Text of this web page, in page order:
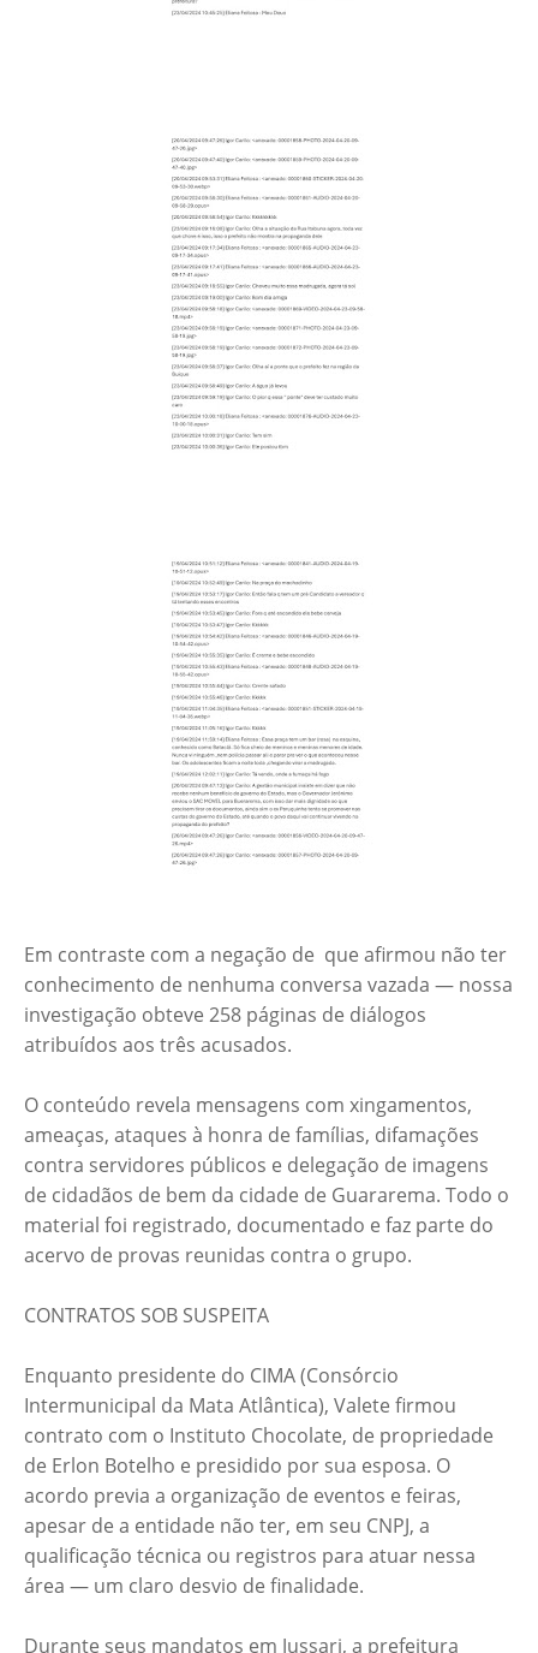
Em contraste com a negação de que afirmou não ter
conhecimento de nenhuma conversa vazada — nossa
investigação obteve 258 páginas de diálogos
atribuídos aos três acusados.
O conteúdo revela mensagens com xingamentos,
ameaças, ataques à honra de famílias, difamações
contra servidores públicos e delegação de imagens
de cidadãos de bem da cidade de Guararema. Todo o
material foi registrado, documentado e faz parte do
acervo de provas reunidas contra o grupo.
CONTRATOS SOB SUSPEITA
Enquanto presidente do CIMA (Consórcio
Intermunicipal da Mata Atlântica), Valete firmou
contrato com o Instituto Chocolate, de propriedade
de Erlon Botelho e presidido por sua esposa. O
acordo previa a organização de eventos e feiras,
apesar de a entidade não ter, em seu CNPJ, a
qualificação técnica ou registros para atuar nessa
área — um claro desvio de finalidade.
Durante seus mandatos em Jussari, a prefeitura